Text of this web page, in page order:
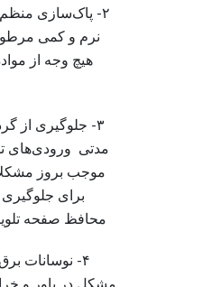
۲- پاک‌سازی
نرم و کمی
هیچ وجه از
۳- جلوگیری از
مدتی ورودی‌های
موجب بروز
برای جلوگیری
محافظ صفحه
۴- نوسانات